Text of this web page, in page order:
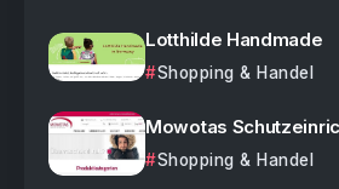
Lotthilde Handmade
Shopping & Handel
Mowotas
Shopping & Handel